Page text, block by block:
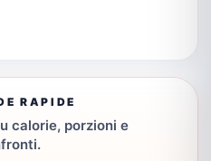
RAPIDE
calorie, porzioni e